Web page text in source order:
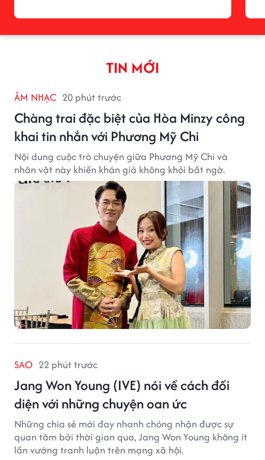
TIN MỚI
ÂM NHẠC 20 phút trước
Chàng trai đặc biệt của Hòa Minzy công
khai tin nhắn với Phương Mỹ Chi
Nội dung cuộc trò chuyện giữa Phương Mỹ Chi và
nhân vật này khiến khán giả không khỏi bất ngờ.
SAO 22 phút trước
Jang Won Young (IVE) nói về cách đối
diện với những chuyện oan ức
Những chia sẻ mới đay nhanh chóng nhận được sự
quan tâm bởi thời gian qua, Jang Won Young không ít
lần vướng tranh luận trên mạng xã hội.